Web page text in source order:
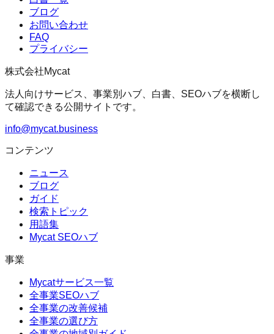
ブログ
お問い合わせ
FAQ
プライバシー
株式会社Mycat
法人向けサービス、事業別ハブ、白書、SEOハブを横断し
て確認できる公開サイトです。
info@mycat.business
コンテンツ
ニュース
ブログ
ガイド
検索トピック
用語集
Mycat SEOハブ
事業
Mycatサービス一覧
全事業SEOハブ
全事業の改善候補
全事業の選び方